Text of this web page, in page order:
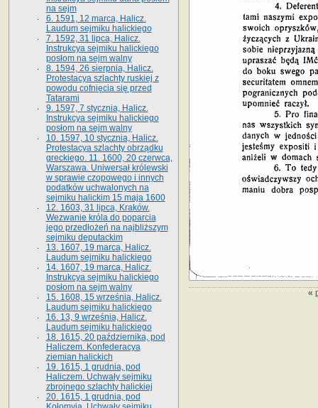
«
na sejm
6. 1591, 12 marca, Halicz.
Laudum sejmiku halickiego
7. 1592, 31 lipca, Halicz.
Instrukcya sejmiku halickiego
posłom na sejm walny
8. 1594, 26 sierpnia, Halicz.
Protestacya szlachty ruskiej z
powodu cofnięcia się przed
Tatarami
9. 1597, 7 stycznia, Halicz.
Instrukcya sejmiku halickiego
posłom na sejm walny
10. 1597, 10 stycznia, Halicz.
Protestacya szlachty obrządku
greckiego. 11. 1600, 20 czerwca,
Warszawa. Uniwersał królewski
w sprawie czopowego i innych
podatków uchwalonych na
sejmiku halickim 15 maja 1600
12. 1603, 31 lipca, Kraków.
Wezwanie króla do poparcia
jego przedłożeń na najbliższym
sejmiku deputackim
13. 1607, 19 marca, Halicz.
Laudum sejmiku halickiego
14. 1607, 19 marca, Halicz.
Instrukcya sejmiku halickiego
posłom na sejm walny
15. 1608, 15 września, Halicz.
Laudum sejmiku halickiego
16. 13, 9 września, Halicz.
Laudum sejmiku halickiego
18. 1615, 20 października, pod
Haliczem. Konfederacya
ziemian halickich
19. 1615, 1 grudnia, pod
Haliczem. Uchwały sejmiku
zbrojnego szlachty halickiej
20. 1615, 1 grudnia, pod